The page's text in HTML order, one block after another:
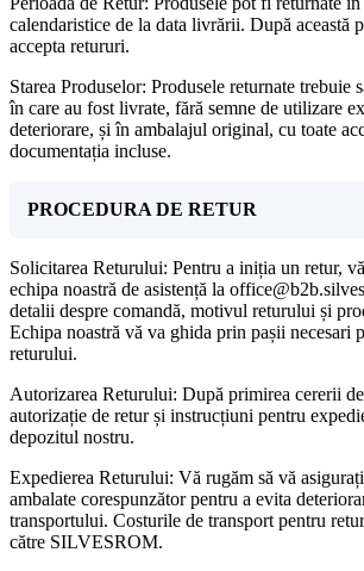
calendaristice de la data livrării. După această
accepta retururi.
Starea Produselor: Produsele returnate trebuie
în care au fost livrate, fără semne de utilizare
deteriorare, și în ambalajul original, cu toate
documentația incluse.
PROCEDURA DE RETUR
Solicitarea Returului: Pentru a iniția un retur,
echipa noastră de asistență la
detalii despre comandă, motivul returului și
Echipa noastră vă va ghida prin pașii necesari
returului.
Autorizarea Returului: După primirea cererii
autorizație de retur și instrucțiuni pentru
depozitul nostru.
Expedierea Returului: Vă rugăm să vă
ambalate corespunzător pentru a evita
transportului. Costurile de transport pentru
către SILVESROM.